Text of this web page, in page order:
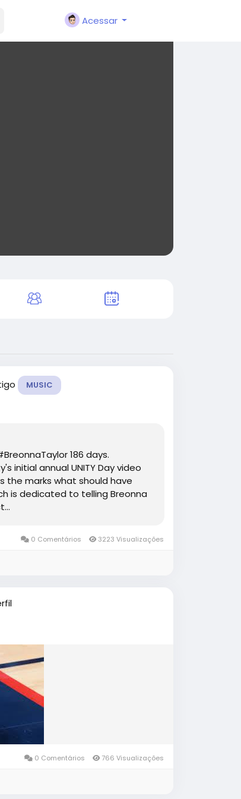
Acessar
MUSIC
186 days.
initial annual UNITY Day video
the marks what should have
is dedicated to telling Breonna
0 Comentários 3223 Visualizações
0 Comentários 766 Visualizações